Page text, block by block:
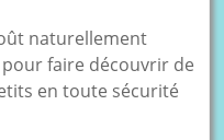
naturellement
faire découvrir de
en toute sécurité